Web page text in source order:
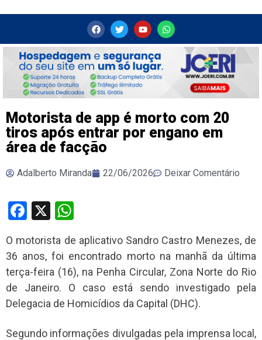
Motorista de app é morto com 20
tiros após entrar por engano em
área de facção
Adalberto Miranda 22/06/2026 Deixar Comentário
Facebook
X
O motorista de aplicativo Sandro Castro Menezes, de
36 anos, foi encontrado morto na manhã da última
terça-feira (16), na Penha Circular, Zona Norte do Rio
de Janeiro. O caso está sendo investigado pela
Delegacia de Homicídios da Capital (DHC).
Segundo informações divulgadas pela imprensa local,